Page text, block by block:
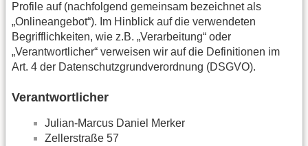
Profile auf (nachfolgend gemeinsam bezeichnet als
„Onlineangebot“). Im Hinblick auf die verwendeten
Begrifflichkeiten, wie z.B. „Verarbeitung“ oder
„Verantwortlicher“ verweisen wir auf die Definitionen im
Art. 4 der Datenschutzgrundverordnung (DSGVO).
Verantwortlicher
Julian-Marcus Daniel Merker
Zellerstraße 57